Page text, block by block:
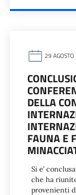
29
DELLA
FAUNA E
Si e’
che ha
provenienti